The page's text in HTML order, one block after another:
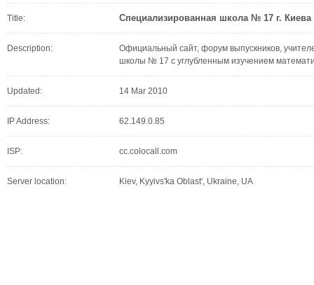
Title: Специализированная школа № 17 г. Киева
Description:
Официальный сайт, форум выпускников,
школы № 17 с углубленным изучением
Updated: 14 Mar 2010
IP Address: 62.149.0.85
ISP: cc.colocall.com
Server location: Kiev, Kyyivs'ka Oblast', Ukraine, UA